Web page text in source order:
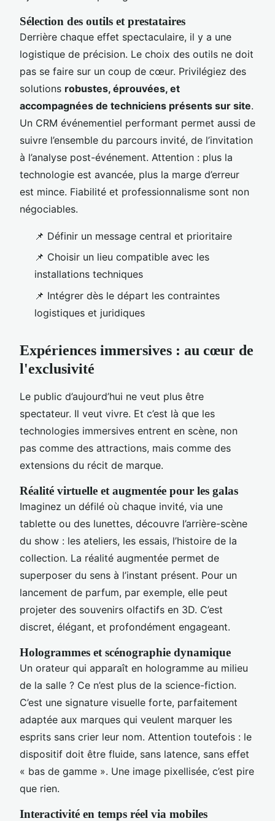
Sélection des outils et prestataires
Derrière chaque effet spectaculaire, il y a une
logistique de précision. Le choix des outils ne doit
pas se faire sur un coup de cœur. Privilégiez des
solutions robustes, éprouvées, et
accompagnées de techniciens présents sur site.
Un CRM événementiel performant permet aussi de
suivre l’ensemble du parcours invité, de l’invitation
à l’analyse post-événement. Attention : plus la
technologie est avancée, plus la marge d’erreur
est mince. Fiabilité et professionnalisme sont non
négociables.
📌 Définir un message central et prioritaire
📌 Choisir un lieu compatible avec les
installations techniques
📌 Intégrer dès le départ les contraintes
logistiques et juridiques
Expériences immersives : au cœur de
l'exclusivité
Le public d’aujourd’hui ne veut plus être
spectateur. Il veut vivre. Et c’est là que les
technologies immersives entrent en scène, non
pas comme des attractions, mais comme des
extensions du récit de marque.
Réalité virtuelle et augmentée pour les galas
Imaginez un défilé où chaque invité, via une
tablette ou des lunettes, découvre l’arrière-scène
du show : les ateliers, les essais, l’histoire de la
collection. La réalité augmentée permet de
superposer du sens à l’instant présent. Pour un
lancement de parfum, par exemple, elle peut
projeter des souvenirs olfactifs en 3D. C’est
discret, élégant, et profondément engageant.
Hologrammes et scénographie dynamique
Un orateur qui apparaît en hologramme au milieu
de la salle ? Ce n’est plus de la science-fiction.
C’est une signature visuelle forte, parfaitement
adaptée aux marques qui veulent marquer les
esprits sans crier leur nom. Attention toutefois : le
dispositif doit être fluide, sans latence, sans effet
« bas de gamme ». Une image pixellisée, c’est pire
que rien.
Interactivité en temps réel via mobiles